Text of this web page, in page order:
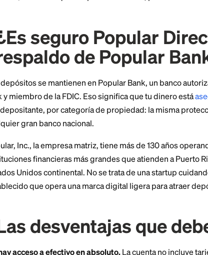
Comisiones y
La estructura de comisiones es
cuenta, no hay comisión mensual de
La única comisión que debes recordar: si
pagarás $25. Si solo quieres probar la cuenta,
¿Es seguro
respaldo de